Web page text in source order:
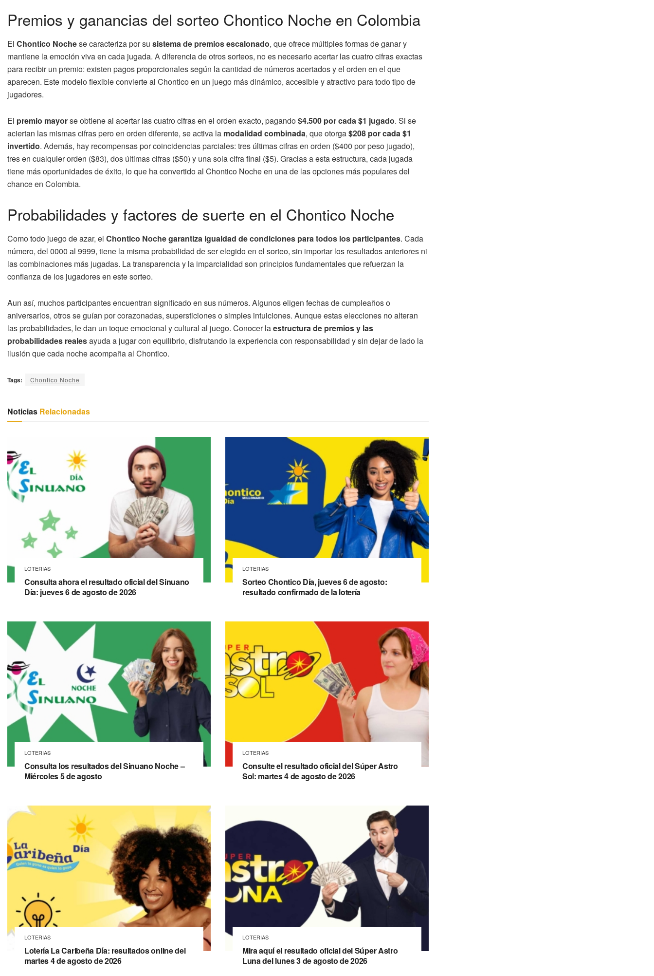
Premios y ganancias del sorteo Chontico Noche en Colombia
El Chontico Nochese caracteriza por su sistema de premios escalonado, que ofrece múltiples formas de ganar y
mantiene la emoción viva en cada jugada. A diferencia de otros sorteos, no es necesario acertar las cuatro cifras exactas
para recibir un premio: existen pagos proporcionales según la cantidad de números acertados y el orden en el que
aparecen. Este modelo flexible convierte al Chontico en un juego más dinámico, accesible y atractivo para todo tipo de
jugadores.
El premio mayorse obtiene al acertar las cuatro cifras en el orden exacto, pagando$4.500 por cada $1 jugado. Si se
aciertan las mismas cifras pero en orden diferente, se activa la modalidad combinada, que otorga$208 por cada $1
invertido. Además, hay recompensas por coincidencias parciales: tres últimas cifras en orden ($400 por peso jugado),
tres en cualquier orden ($83), dos últimas cifras ($50) y una sola cifra final ($5). Gracias a esta estructura, cada jugada
tiene más oportunidades de éxito, lo que ha convertido al Chontico Noche en una de las opciones más populares del
chance en Colombia.
Probabilidades y factores de suerte en el Chontico Noche
Como todo juego de azar, el Chontico Noche garantiza igualdad de condiciones para todos los participantes. Cada
número, del 0000 al 9999, tiene la misma probabilidad de ser elegido en el sorteo, sin importar los resultados anteriores ni
las combinaciones más jugadas. La transparencia y la imparcialidad son principios fundamentales que refuerzan la
confianza de los jugadores en este sorteo.
Aun así, muchos participantes encuentran significado en sus números. Algunos eligen fechas de cumpleaños o
aniversarios, otros se guían por corazonadas, supersticiones o simples intuiciones. Aunque estas elecciones no alteran
las probabilidades, le dan un toque emocional y cultural al juego. Conocer laestructura de premios y las
probabilidades realesayuda a jugar con equilibrio, disfrutando la experiencia con responsabilidad y sin dejar de lado la
ilusión que cada noche acompaña al Chontico.
Tags: Chontico Noche
Noticias Relacionadas
LOTERIAS
Consulta ahora el resultado oficial del Sinuano
Día: jueves 6 de agosto de 2026
LOTERIAS
Sorteo Chontico Día, jueves 6 de agosto:
resultado confirmado de la lotería
LOTERIAS
Consulta los resultados del Sinuano Noche –
Miércoles 5 de agosto
LOTERIAS
Consulte el resultado oficial del Súper Astro
Sol: martes 4 de agosto de 2026
LOTERIAS
Lotería La Caribeña Día: resultados online del
martes 4 de agosto de 2026
LOTERIAS
Mira aquí el resultado oficial del Súper Astro
Luna del lunes 3 de agosto de 2026